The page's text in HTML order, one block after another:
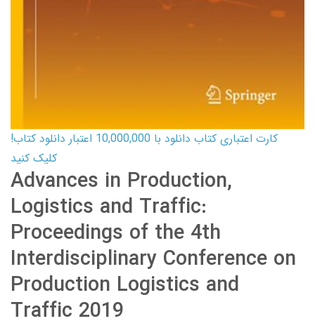
کارت اعتباری کتاب دانلود با 10,000,000 اعتبار دانلود کتاب!
کلیک کنید
Advances in Production,
Logistics and Traffic:
Proceedings of the 4th
Interdisciplinary Conference on
Production Logistics and
Traffic 2019